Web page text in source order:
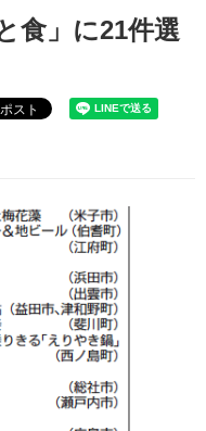
食」に21件選
ポスト